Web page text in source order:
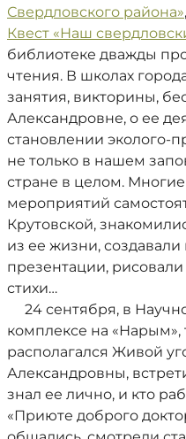
Свердловского района»
Квест «Наш
библиотеке дважды
чтения. В школах
занятия, викторины,
Александровне, о ее
становлении эколого-
не только в нашем
стране в целом.
мероприятий
Крутовской,
из ее жизни, создавали
презентации,
стихи…
24 сентября, в
комплексе на «Нарым»,
располагался Живой
Александровны,
знал ее лично, и кто
«Приюте доброго